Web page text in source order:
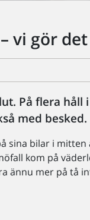
vi gör
På flera
med besked.
sina bilar i
kom på
ännu mer på tå